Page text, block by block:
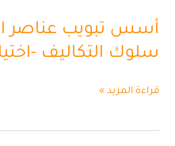
أسس تبويب عناصر
سلوك التكاليف -
سلوك
التكاليف
-اختياري
قراءة المزيد »